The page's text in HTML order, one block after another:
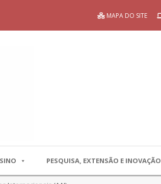
MAPA DO SITE
PESQUISA, EXTENSÃO E INOVAÇÃO